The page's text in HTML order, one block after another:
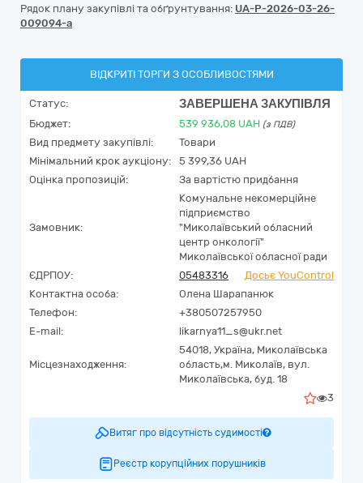
Рядок плану закупівлі та обґрунтування: UA-P-2026-03-26-
009094-a
ВІДКРИТІ ТОРГИ З ОСОБЛИВОСТЯМИ
Статус: ЗАВЕРШЕНА ЗАКУПІВЛЯ
Бюджет: 539 936,08 UAH (з ПДВ)
Вид предмету закупівлі:
Товари
Мінімальний крок аукціону:
5 399,36 UAH
Оцінка пропозицій:
За вартістю придбання
Замовник:
Комунальне некомерційне
підприємство
"Миколаївський обласний
центр онкології"
Миколаївської обласної ради
ЄДРПОУ:
05483316
Досьє YouControl
Контактна особа:
Олена Шарапанюк
Телефон:
+380507257950
E-mail:
likarnya11_s@ukr.net
Місцезнаходження:
54018, Україна, Миколаївська
область,м. Миколаїв, вул.
Миколаївська, буд. 18
3
Витяг про відсутність судимості
Реєстр корупційних порушників